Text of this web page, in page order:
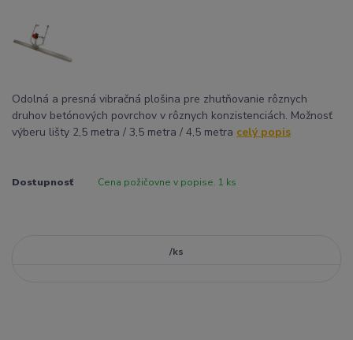
Odolná a presná vibračná plošina pre zhutňovanie rôznych
druhov betónových povrchov v rôznych konzistenciách. Možnosť
výberu lišty 2,5 metra / 3,5 metra / 4,5 metra celý popis
Dostupnosť Cena požičovne v popise. 1 ks
/ks